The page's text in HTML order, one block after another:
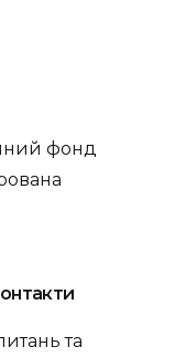
фонд
та